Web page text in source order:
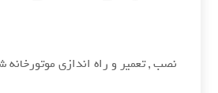
نصب , تعمیر و راه اندازی موتورخانه